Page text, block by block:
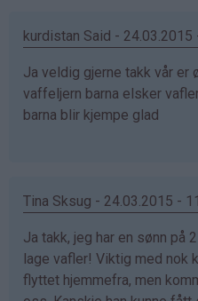
kurdistan Said - 24.03.2015
Ja veldig gjerne takk vår er
vaffeljern barna elsker
barna blir kjempe glad
Tina Sksug - 24.03.2015 -
Ja takk, jeg har en sønn på
lage vafler! Viktig med nok
flyttet hjemmefra, men